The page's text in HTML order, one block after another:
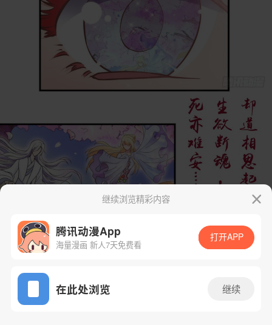
App免费看
继续浏览精彩内容
腾讯动漫App
海量漫画 新人7天免费看
打开APP
在此处浏览 继续